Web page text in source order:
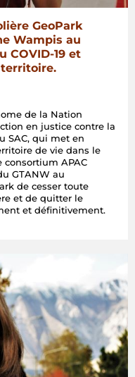
GeoPark
Wampis au
COVID-19 et
de la Nation
en justice contre la
SAC, qui met en
de vie dans le
consortium APAC
GTANW au
de cesser toute
et de quitter le
et définitivement.